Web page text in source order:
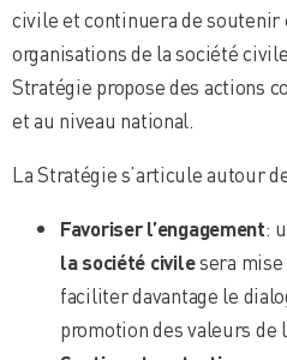
civile et continuera de soutenir
organisations de la société
Stratégie propose des actions
et au niveau national.
La Stratégie s’articule autour
Favoriser l’engagement:
la société civilesera mise
faciliter davantage le
promotion des valeurs de